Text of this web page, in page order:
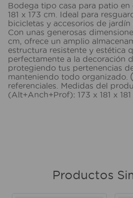
Bodega tipo casa para patio en
181 x 173 cm. Ideal para
bicicletas y accesorios de
Con unas generosas
cm, ofrece un amplio
estructura resistente y estética
perfectamente a la decoración
protegiendo tus pertenencias
manteniendo todo
referenciales. Medidas del
(Alt+Anch+Prof): 173 x 181 x
Productos